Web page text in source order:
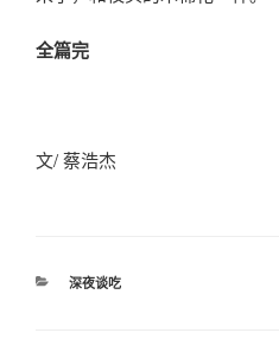
全篇完
文/ 蔡浩杰
分
深夜谈吃